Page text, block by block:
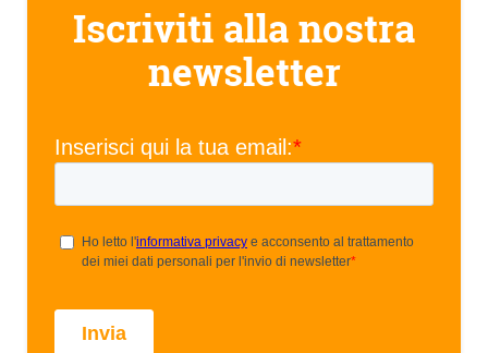
Iscriviti alla nostra
newsletter